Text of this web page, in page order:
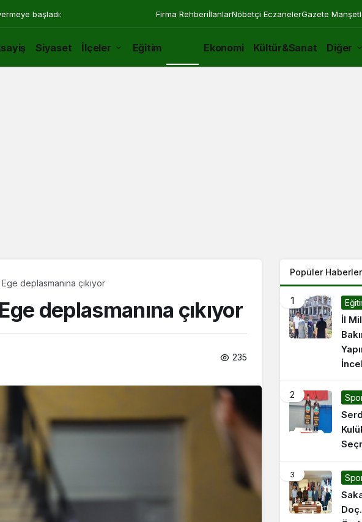
başladı: Firma RehberiİlanlarNöbetçi EczanelerGazete
Siyaset İlçeler Eğitim Ekonomi Kültür&Sanat Diğer
deplasmanına çıkıyor
deplasmanına çıkıyor
235
Popüler Haberler
1
İl
2
3